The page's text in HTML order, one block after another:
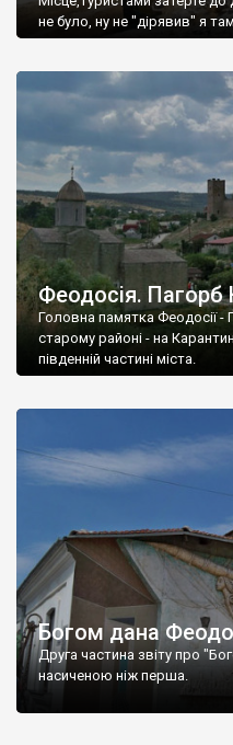
не було, ну не "дірявив" я
Феодосія. Пагорб
Головна памятка Феодосії -
старому районі - на
південній частині міста.
Богом дана
Друга частина звіту про
насиченою ніж перша.